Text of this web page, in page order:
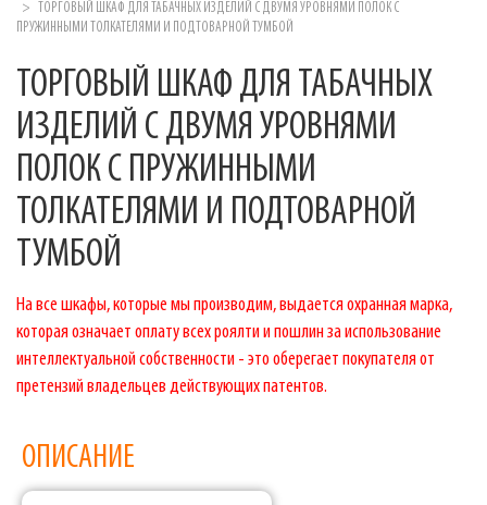
ТОРГОВЫЙ ШКАФ ДЛЯ ТАБАЧНЫХ ИЗДЕЛИЙ С ДВУМЯ УРОВНЯМИ ПОЛОК С
ПРУЖИННЫМИ ТОЛКАТЕЛЯМИ И ПОДТОВАРНОЙ ТУМБОЙ
ТОРГОВЫЙ ШКАФ ДЛЯ ТАБАЧНЫХ
ИЗДЕЛИЙ С ДВУМЯ УРОВНЯМИ
ПОЛОК С ПРУЖИННЫМИ
ТОЛКАТЕЛЯМИ И ПОДТОВАРНОЙ
ТУМБОЙ
На все шкафы, которые мы производим, выдается охранная марка,
которая означает оплату всех роялти и пошлин за использование
интеллектуальной собственности - это оберегает покупателя от
претензий владельцев действующих патентов.
ОПИСАНИЕ